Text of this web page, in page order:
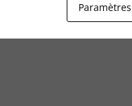
Paramètres